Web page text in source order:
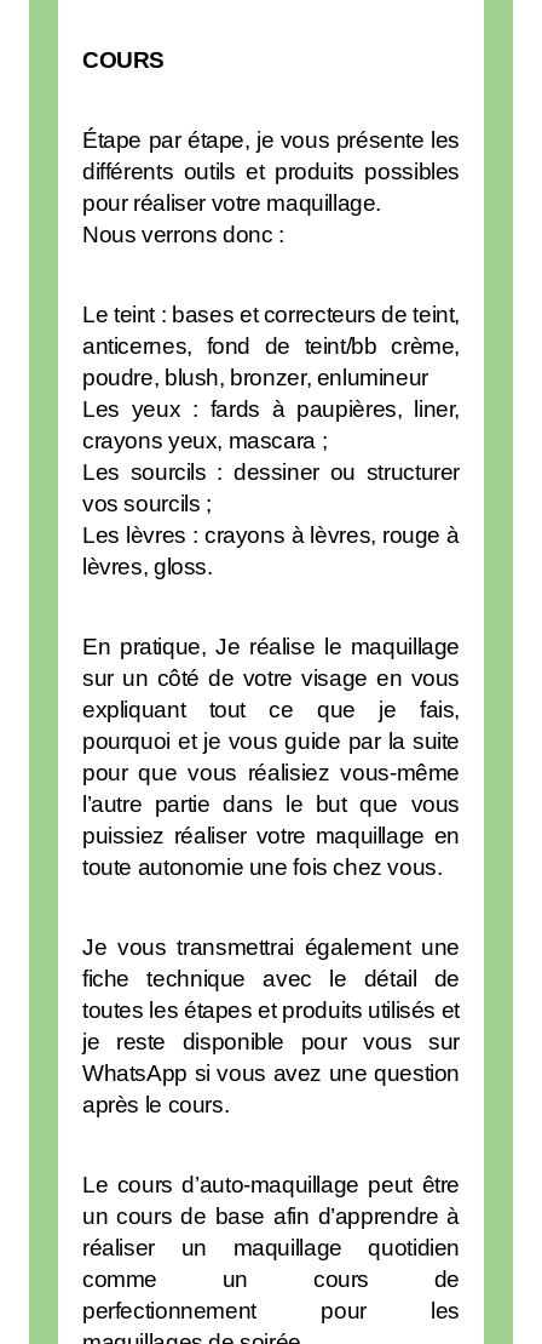
COURS
Étape par étape, je vous présente les
différents outils et produits possibles
pour réaliser votre maquillage.
Nous verrons donc :
Le teint : bases et correcteurs de teint,
anticernes, fond de teint/bb crème,
poudre, blush, bronzer, enlumineur
Les yeux : fards à paupières, liner,
crayons yeux, mascara ;
Les sourcils : dessiner ou structurer
vos sourcils ;
Les lèvres : crayons à lèvres, rouge à
lèvres, gloss.
En pratique, Je réalise le maquillage
sur un côté de votre visage en vous
expliquant tout ce que je fais,
pourquoi et je vous guide par la suite
pour que vous réalisiez vous-même
l’autre partie dans le but que vous
puissiez réaliser votre maquillage en
toute autonomie une fois chez vous.
Je vous transmettrai également une
fiche technique avec le détail de
toutes les étapes et produits utilisés et
je reste disponible pour vous sur
WhatsApp si vous avez une question
après le cours.
Le cours d’auto-maquillage peut être
un cours de base afin d’apprendre à
réaliser un maquillage quotidien
comme un cours de
perfectionnement pour les